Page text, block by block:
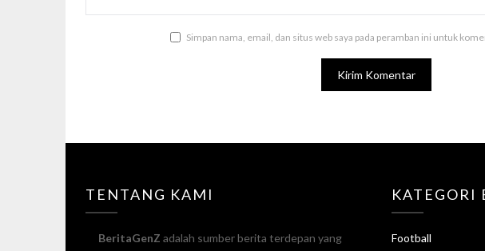
Simpan nama, email, dan situs web saya pada peramban ini untuk
TENTANG KAMI
BeritaGenZ adalah sumber berita terdepan yang
KATEGORI
Football